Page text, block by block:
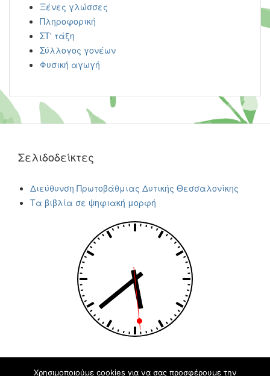
Ξένες γλώσσες
Πληροφορική
ΣΤ' τάξη
Σύλλογος γονέων
Φυσική αγωγή
Σελιδοδείκτες
Διεύθυνση Πρωτοβάθμιας Δυτικής Θεσσαλονίκης
Τα βιβλία σε ψηφιακή μορφή
Χρησιμοποιούμε cookies για να σας προσφέρουμε την